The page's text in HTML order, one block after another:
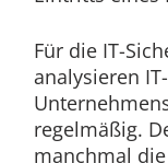
Für die IT-
analysieren
regelmäßig.
manchmal